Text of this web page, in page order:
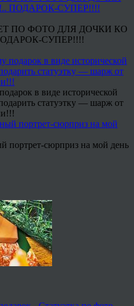
ПО ФОТО ДЛЯ ДОЧКИ КО
СУПЕР!!!!
в виде исторической
статуэтку — шарж от
портрет-сюрприз на мой день